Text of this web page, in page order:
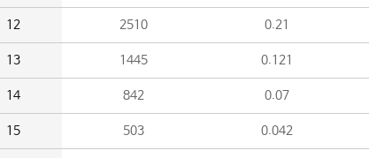
12 2510 0.21
13 1445 0.121
14 842 0.07
15 503 0.042